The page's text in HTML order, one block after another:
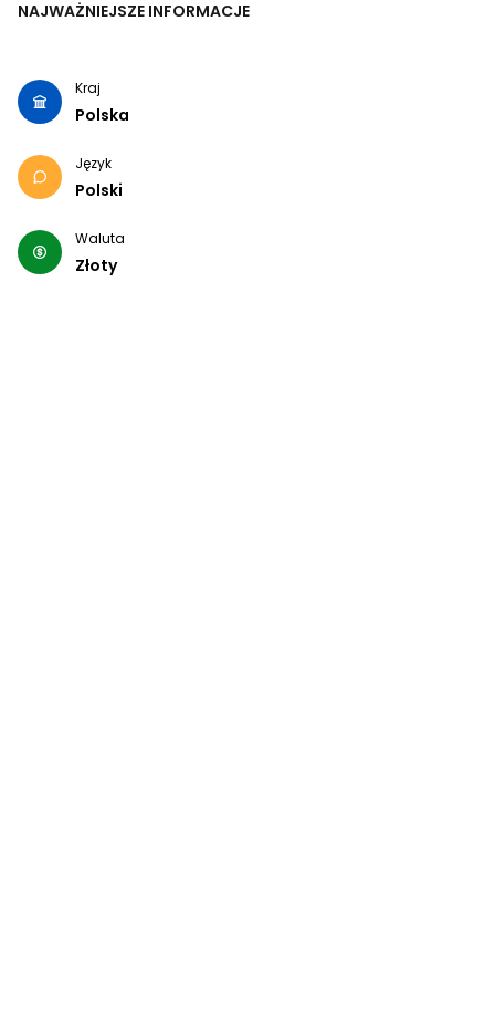
NAJWAŻNIEJSZE INFORMACJE
Kraj
Polska
Język
Polski
Waluta
Złoty